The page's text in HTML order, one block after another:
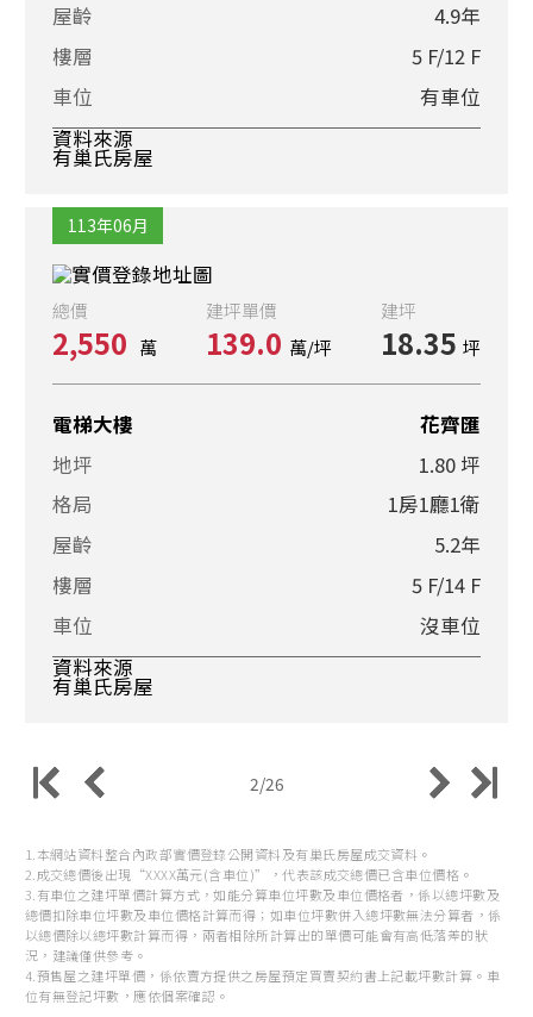
屋齡
4.9年
樓層
5 F/12 F
車位
有車位
資料來源
有巢氏房屋
113年06月
總價
2,550 萬
建坪單價
139.0 萬/坪
建坪
18.35 坪
電梯大樓
花齊匯
地坪
1.80 坪
格局
1房1廳1衛
屋齡
5.2年
樓層
5 F/14 F
車位
沒車位
資料來源
有巢氏房屋
2/26
1.本網站資料整合內政部實價登錄公開資料及有巢氏房屋成交資料。
2.成交總價後出現“XXXX萬元(含車位)”，代表該成交總價已含車位價格。
3.有車位之建坪單價計算方式，如能分算車位坪數及車位價格者，係以總坪數及
總價扣除車位坪數及車位價格計算而得；如車位坪數併入總坪數無法分算者，係
以總價除以總坪數計算而得，兩者相除所計算出的單價可能會有高低落差的狀
況，建議僅供參考。
4.預售屋之建坪單價，係依賣方提供之房屋預定買賣契約書上記載坪數計算。車
位有無登記坪數，應依個案確認。